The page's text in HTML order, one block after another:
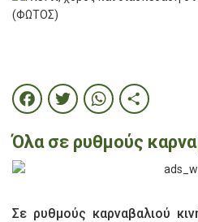
Facebook
TwitterShare
Όλα σε ρυθμούς
Σε ρυθμούς καρναβαλιού